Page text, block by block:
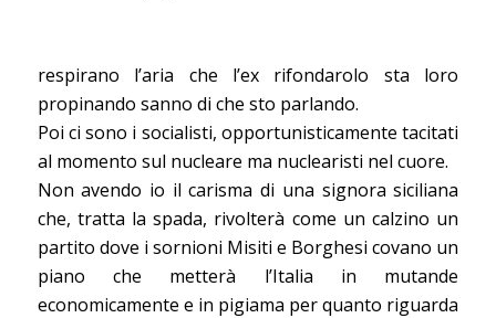
respirano l’aria che l’ex rifondarolo sta loro
propinando sanno di che sto parlando.
Poi ci sono i socialisti, opportunisticamente tacitati
al momento sul nucleare ma nuclearisti nel cuore.
Non avendo io il carisma di una signora siciliana
che, tratta la spada, rivolterà come un calzino un
partito dove i sornioni Misiti e Borghesi covano un
piano che metterà l’Italia in mutande
economicamente e in pigiama per quanto riguarda